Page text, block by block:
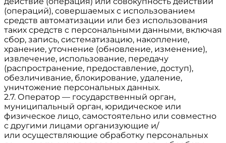
(операций), совершаемых с использованием
средств автоматизации или без использования
таких средств с персональными данными, включая
сбор, запись, систематизацию, накопление,
хранение, уточнение (обновление, изменение),
извлечение, использование, передачу
(распространение, предоставление, доступ),
обезличивание, блокирование, удаление,
уничтожение персональных данных.
2.7. Оператор — государственный орган,
муниципальный орган, юридическое или
физическое лицо, самостоятельно или совместно
с другими лицами организующие и/
или осуществляющие обработку персональных